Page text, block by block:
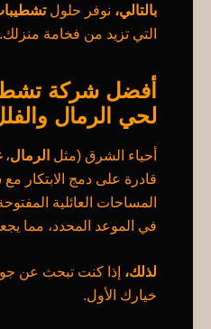
بالتالي، نوفر حلول
التي تزيد من فخامة منزلك.
أفضل شركة
لحي الرمال
أحياء الشرق (مثل الرمال،
قادرة على دمج الابتكار
المساحات العائلية
في الموعد المحدد، مما
لذلك، إذا كنت تبحث عن
خيارك الأول.